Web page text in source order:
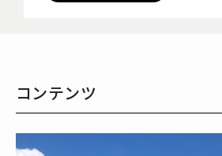
コンテンツ